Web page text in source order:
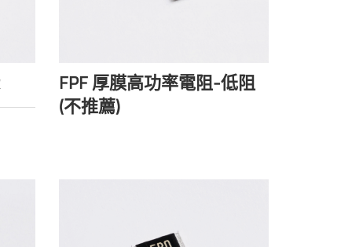
FPF 厚膜高功率電阻-低阻
(不推薦)